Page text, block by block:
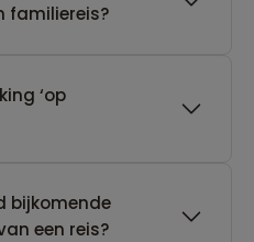
familiereis?
‘op
bijkomende
een reis?